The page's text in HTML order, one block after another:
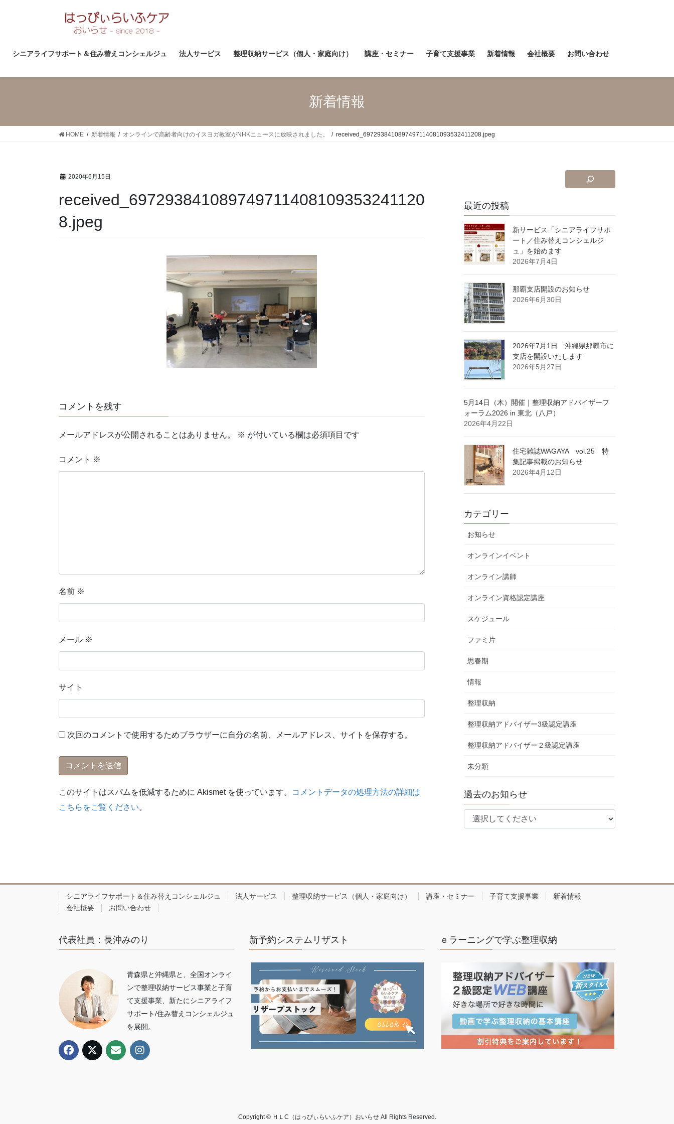
ス
ン
シニアライフサポート＆住み替えコンシェルジュ 法人サービス 整理収納サービス（個人・家庭向け） 講座・セミナー 子育て支援事業 新着情報 会社概要 お問い合わせ
新着情報
HOME 新着情報 オンラインで高齢者向けのイスヨガ教室がNHKニュースに放映されました。 received_6972938410897497114081093532411208.jpeg
2020年6月15日
received_697293841089749711408109353241120
8.jpeg
コメントを残す
メールアドレスが公開されることはありません。 ※ が付いている欄は必須項目です
コメント ※
名前 ※
メール ※
サイト
次回のコメントで使用するためブラウザーに自分の名前、メールアドレス、サイトを保存する。
このサイトはスパムを低減するために Akismet を使っています。
コメントデータの処理方法の詳細は
こちらをご覧ください。
最近の投稿
新サービス「シニアライフサポ
ート／住み替えコンシェルジ
ュ」を始めます
2026年7月4日
那覇支店開設のお知らせ
2026年6月30日
2026年7月1日 沖縄県那覇市に
支店を開設いたします
2026年5月27日
5月14日（木）開催｜整理収納アドバイザーフ
ォーラム2026 in 東北（八戸）
2026年4月22日
住宅雑誌WAGAYA vol.25 特
集記事掲載のお知らせ
2026年4月12日
カテゴリー
お知らせ
オンラインイベント
オンライン講師
オンライン資格認定講座
スケジュール
ファミ片
思春期
情報
整理収納
整理収納アドバイザー3級認定講座
整理収納アドバイザー２級認定講座
未分類
過去のお知らせ
シニアライフサポート＆住み替えコンシェルジュ 法人サービス 整理収納サービス（個人・家庭向け） 講座・セミナー 子育て支援事業
新着情報
会社概要
お問い合わせ
代表社員：長沖みのり
青森県と沖縄県と、全国オンライ
ンで整理収納サービス事業と子育
て支援事業、新たにシニアライフ
サポート/住み替えコンシェルジュ
を展開。
新予約システムリザスト ｅラーニングで学ぶ整理収納
Copyright © ＨＬC（はっぴぃらいふケア）おいらせ All Rights Reserved.